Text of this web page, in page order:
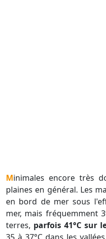
Minimales encore très douces de 20 à 25°C sur les
plaines en général. Les
en bord de mer sous
mer, mais fréquemment
terres, parfois 41°C sur